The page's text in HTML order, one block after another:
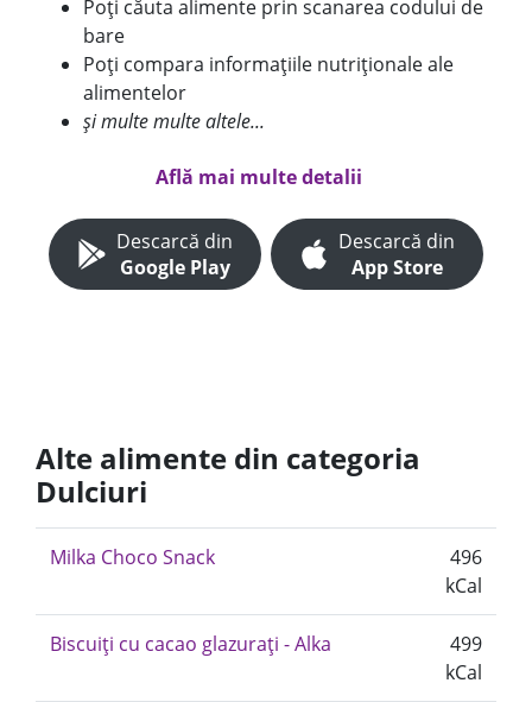
Poți căuta alimente prin scanarea codului de
bare
Poți compara informațiile nutriționale ale
alimentelor
și multe multe altele...
Află mai multe detalii
Descarcă din
Google Play
Descarcă din
App Store
Alte alimente din categoria
Dulciuri
Milka Choco Snack
496
kCal
Biscuiți cu cacao glazurați - Alka
499
kCal